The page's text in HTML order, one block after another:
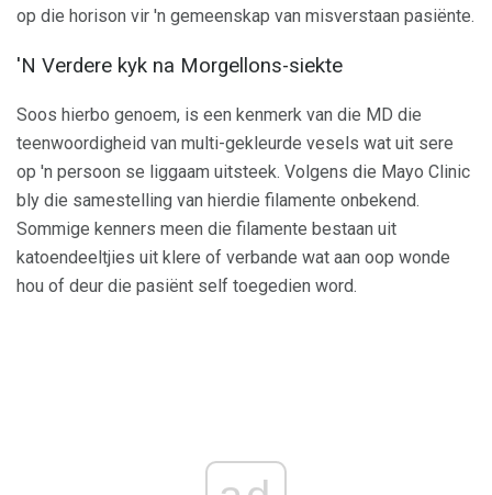
op die horison vir 'n gemeenskap van misverstaan ​​pasiënte.
'N Verdere kyk na Morgellons-siekte
Soos hierbo genoem, is een kenmerk van die MD die
teenwoordigheid van multi-gekleurde vesels wat uit sere
op 'n persoon se liggaam uitsteek. Volgens die Mayo Clinic
bly die samestelling van hierdie filamente onbekend.
Sommige kenners meen die filamente bestaan ​​uit
katoendeeltjies uit klere of verbande wat aan oop wonde
hou of deur die pasiënt self toegedien word.